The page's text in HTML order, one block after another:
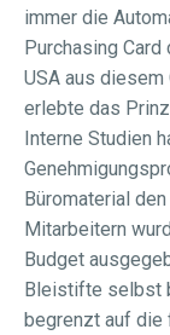
immer die
Purchasing
USA aus diesem
erlebte das
Interne Studien
Büromaterial
Mitarbeitern
Budget
Bleistifte selbst
begrenzt auf die